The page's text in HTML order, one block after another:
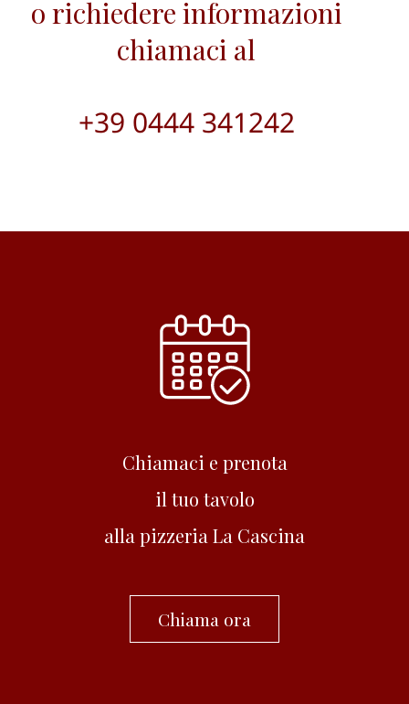
o richiedere informazioni
chiamaci al
+39 0444 341242
Chiamaci e prenota
il tuo tavolo
alla pizzeria La Cascina
Chiama ora